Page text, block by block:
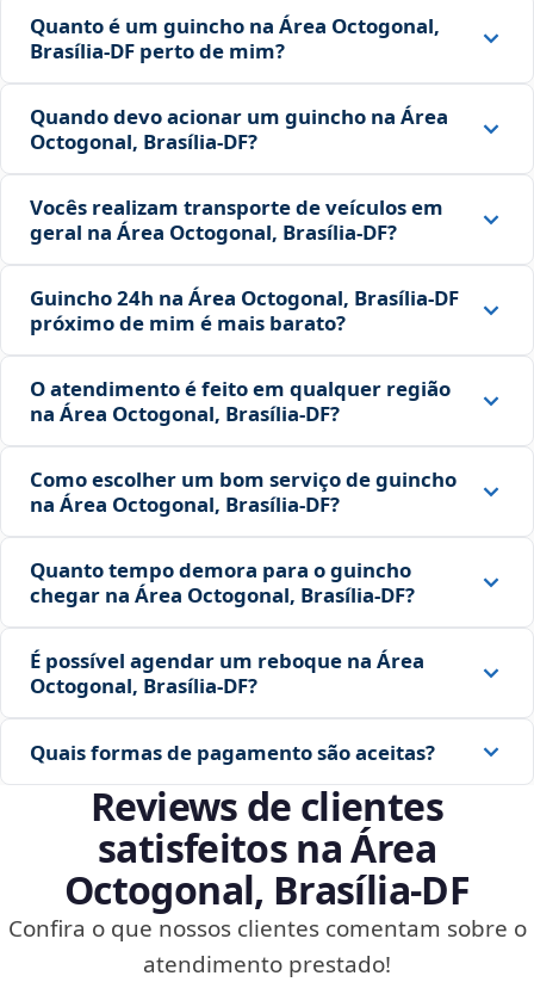
Quanto é um guincho na Área Octogonal,
Brasília‑DF perto de mim?
Quando devo acionar um guincho na Área
Octogonal, Brasília‑DF?
Vocês realizam transporte de veículos em
geral na Área Octogonal, Brasília‑DF?
Guincho 24h na Área Octogonal, Brasília‑DF
próximo de mim é mais barato?
O atendimento é feito em qualquer região
na Área Octogonal, Brasília‑DF?
Como escolher um bom serviço de guincho
na Área Octogonal, Brasília‑DF?
Quanto tempo demora para o guincho
chegar na Área Octogonal, Brasília‑DF?
É possível agendar um reboque na Área
Octogonal, Brasília‑DF?
Quais formas de pagamento são aceitas?
Reviews de clientes
satisfeitos na Área
Octogonal, Brasília‑DF
Confira o que nossos clientes comentam sobre o
atendimento prestado!